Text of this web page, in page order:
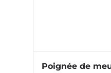
Poignée de